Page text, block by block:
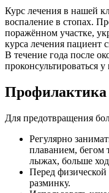
Курс лечения в нашей
воспаление в стопах.
поражённом участке,
курса лечения пациент
В течение года после
проконсультироваться у
Профилактика
Для предотвращения
Регулярно
плаванием, бегом
лыжах, больше
Перед физической
разминку.